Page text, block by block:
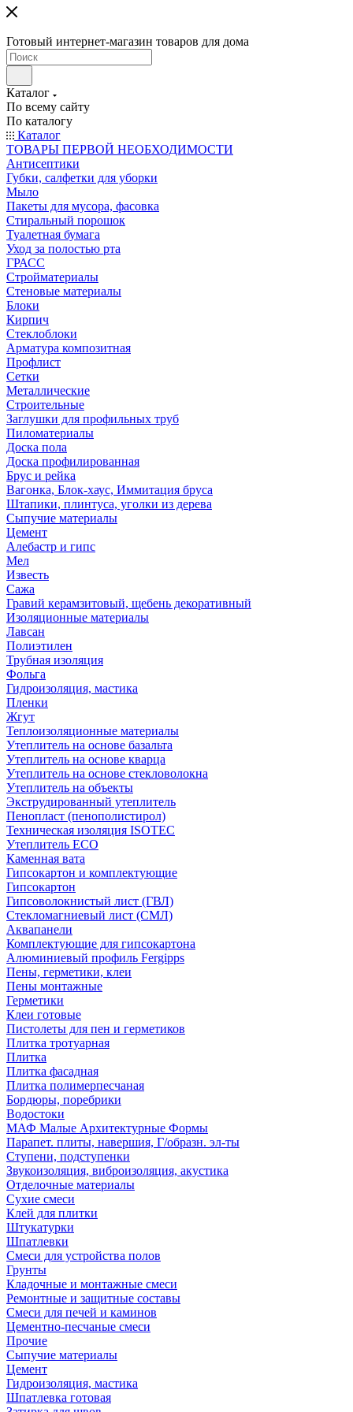
Готовый интернет-магазин товаров для дома
Каталог
По всему сайту
По каталогу
Каталог
ТОВАРЫ ПЕРВОЙ НЕОБХОДИМОСТИ
Антисептики
Губки, салфетки для уборки
Мыло
Пакеты для мусора, фасовка
Стиральный порошок
Туалетная бумага
Уход за полостью рта
ГРАСС
Стройматериалы
Стеновые материалы
Блоки
Кирпич
Стеклоблоки
Арматура композитная
Профлист
Сетки
Металлические
Строительные
Заглушки для профильных труб
Пиломатериалы
Доска пола
Доска профилированная
Брус и рейка
Вагонка, Блок-хаус, Иммитация бруса
Штапики, плинтуса, уголки из дерева
Сыпучие материалы
Цемент
Алебастр и гипс
Мел
Известь
Сажа
Гравий керамзитовый, щебень декоративный
Изоляционные материалы
Лавсан
Полиэтилен
Трубная изоляция
Фольга
Гидроизоляция, мастика
Пленки
Жгут
Теплоизоляционные материалы
Утеплитель на основе базальта
Утеплитель на основе кварца
Утеплитель на основе стекловолокна
Утеплитель на объекты
Экструдированный утеплитель
Пенопласт (пенополистирол)
Техническая изоляция ISOTEC
Утеплитель ECO
Каменная вата
Гипсокартон и комплектующие
Гипсокартон
Гипсоволокнистый лист (ГВЛ)
Стекломагниевый лист (СМЛ)
Аквапанели
Комплектующие для гипсокартона
Алюминиевый профиль Fergipps
Пены, герметики, клеи
Пены монтажные
Герметики
Клеи готовые
Пистолеты для пен и герметиков
Плитка тротуарная
Плитка
Плитка фасадная
Плитка полимерпесчаная
Бордюры, поребрики
Водостоки
МАФ Малые Архитектурные Формы
Парапет. плиты, навершия, Г/образн. эл-ты
Ступени, подступенки
Звукоизоляция, виброизоляция, акустика
Отделочные материалы
Сухие смеси
Клей для плитки
Штукатурки
Шпатлевки
Смеси для устройства полов
Грунты
Кладочные и монтажные смеси
Ремонтные и защитные составы
Смеси для печей и каминов
Цементно-песчаные смеси
Прочие
Сыпучие материалы
Цемент
Гидроизоляция, мастика
Шпатлевка готовая